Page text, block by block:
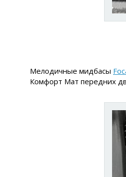
Мелодичные мидбасы
Комфорт Мат передних